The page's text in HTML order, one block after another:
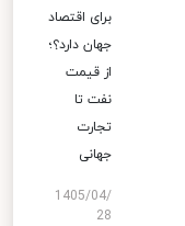
برای اقتصاد
جهان دارد؟؛
از قیمت
نفت تا
تجارت
جهانی
1405/04/
28